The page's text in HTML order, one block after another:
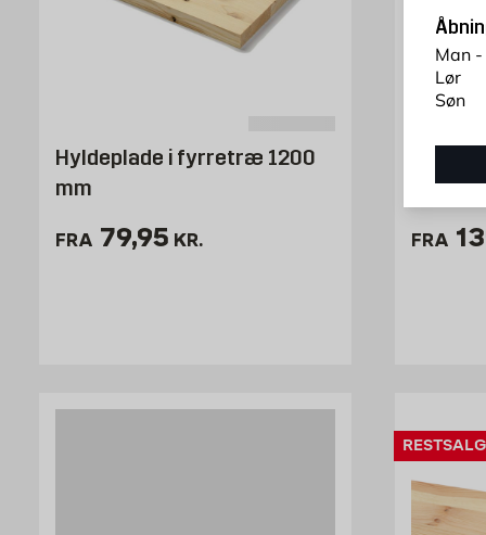
Man -
Lør
Søn
Hyldeplade i fyrretræ 1200
mm
FRA Pris 79.95 kr. /stk
79,95 KR. FRA
RESTSALG